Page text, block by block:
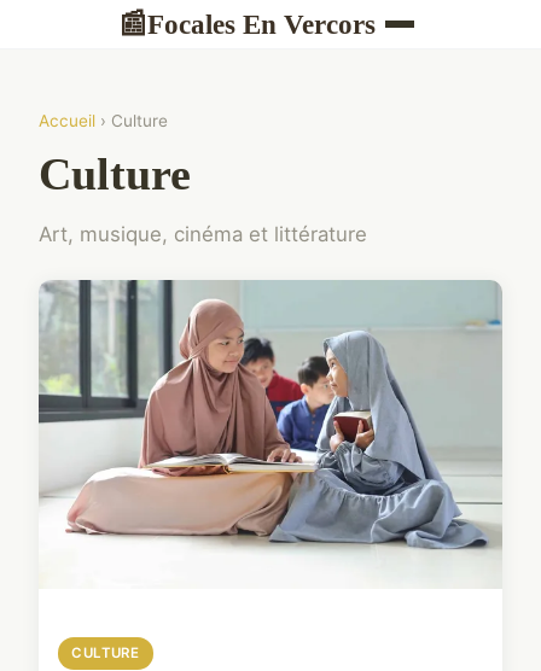
📰Focales En Vercors
Accueil › Culture
Culture
Art, musique, cinéma et littérature
CULTURE